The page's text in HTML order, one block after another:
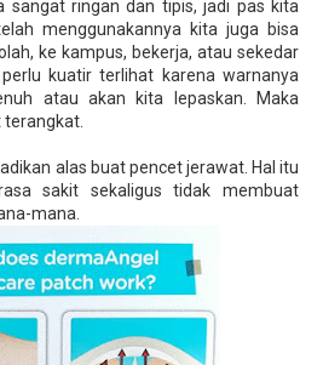
sangat ringan dan tipis, jadi pas kita
menggunakannya kita juga bisa
ke kampus, bekerja, atau sekedar
kuatir terlihat karena warnanya
atau akan kita lepaskan. Maka
terangkat.
alas buat pencet jerawat. Hal itu
sakit sekaligus tidak membuat
mana.